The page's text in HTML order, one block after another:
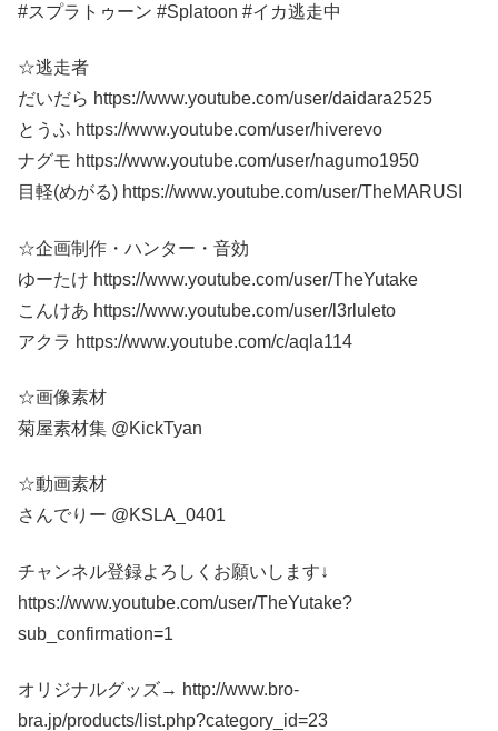
#スプラトゥーン #Splatoon #イカ逃走中
☆逃走者
だいだら https://www.youtube.com/user/daidara2525
とうふ https://www.youtube.com/user/hiverevo
ナグモ https://www.youtube.com/user/nagumo1950
目軽(めがる) https://www.youtube.com/user/TheMARUSI
☆企画制作・ハンター・音効
ゆーたけ https://www.youtube.com/user/TheYutake
こんけあ https://www.youtube.com/user/l3rluleto
アクラ https://www.youtube.com/c/aqla114
☆画像素材
菊屋素材集 @KickTyan
☆動画素材
さんでりー @KSLA_0401
チャンネル登録よろしくお願いします↓
https://www.youtube.com/user/TheYutake?
sub_confirmation=1
オリジナルグッズ→ http://www.bro-
bra.jp/products/list.php?category_id=23